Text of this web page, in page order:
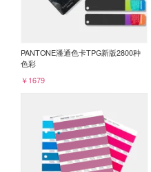
PANTONE潘通色卡TPG新版2800种
色彩
￥1679